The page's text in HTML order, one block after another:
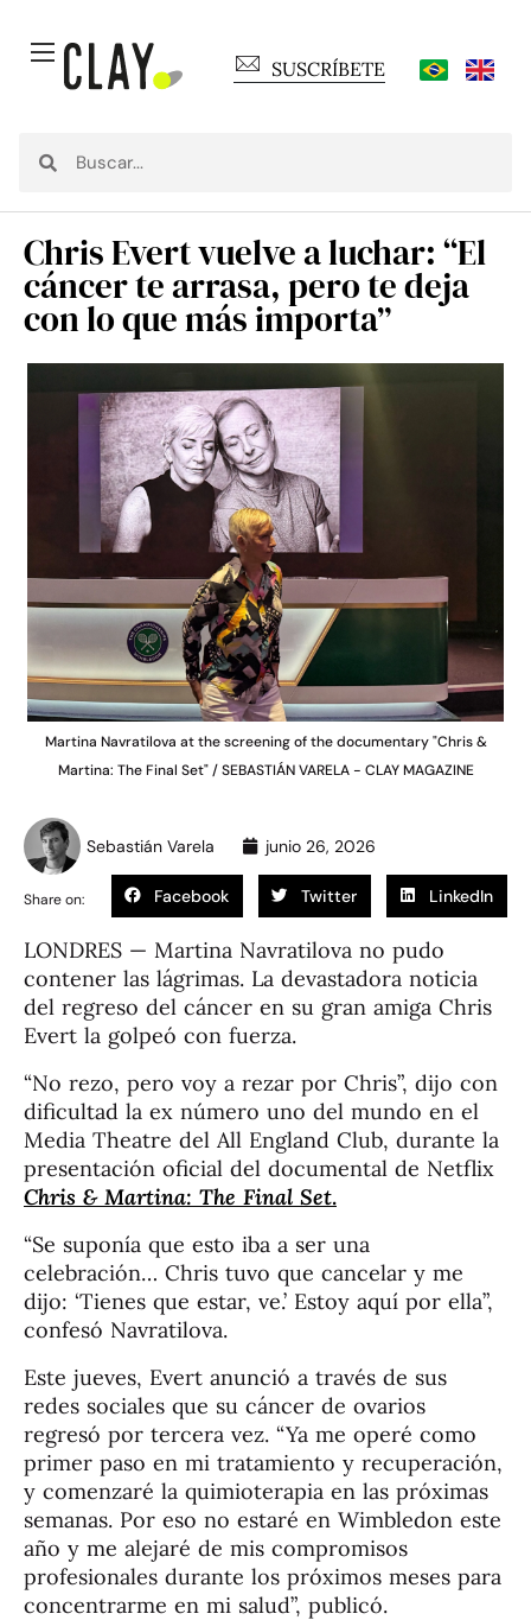
SUSCRÍBETE
Chris Evert vuelve a luchar: “El
cáncer te arrasa, pero te deja
con lo que más importa”
Martina Navratilova at the screening of the documentary "Chris &
Martina: The Final Set" / SEBASTIÁN VARELA - CLAY MAGAZINE
Sebastián Varela junio 26, 2026
Share on: Facebook Twitter LinkedIn
LONDRES — Martina Navratilova no pudo
contener las lágrimas. La devastadora noticia
del regreso del cáncer en su gran amiga Chris
Evert la golpeó con fuerza.
“No rezo, pero voy a rezar por Chris”, dijo con
dificultad la ex número uno del mundo en el
Media Theatre del All England Club, durante la
presentación oficial del documental de Netflix
Chris & Martina: The Final Set.
“Se suponía que esto iba a ser una
celebración… Chris tuvo que cancelar y me
dijo: ‘Tienes que estar, ve.’ Estoy aquí por ella”,
confesó Navratilova.
Este jueves, Evert anunció a través de sus
redes sociales que su cáncer de ovarios
regresó por tercera vez. “Ya me operé como
primer paso en mi tratamiento y recuperación,
y comenzaré la quimioterapia en las próximas
semanas. Por eso no estaré en Wimbledon este
año y me alejaré de mis compromisos
profesionales durante los próximos meses para
concentrarme en mi salud”, publicó.